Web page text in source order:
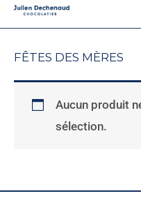
FÊTES DES MÈRES
Aucun produit
sélection.